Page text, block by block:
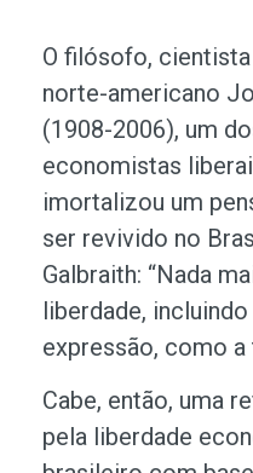
O filósofo,
norte-americano
(1908-2006), um
economistas
imortalizou um
ser revivido no
Galbraith: “Nada
liberdade,
expressão, como
Cabe, então, uma
pela liberdade